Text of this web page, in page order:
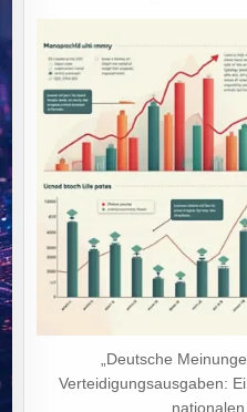
„Deutsche
Verteidigungsausgaben: